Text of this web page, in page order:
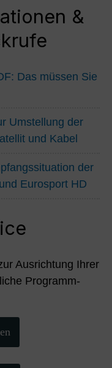
&
Das müssen Sie
Umstellung der
und Kabel
der
Eurosport HD
Ausrichtung Ihrer
Programm-